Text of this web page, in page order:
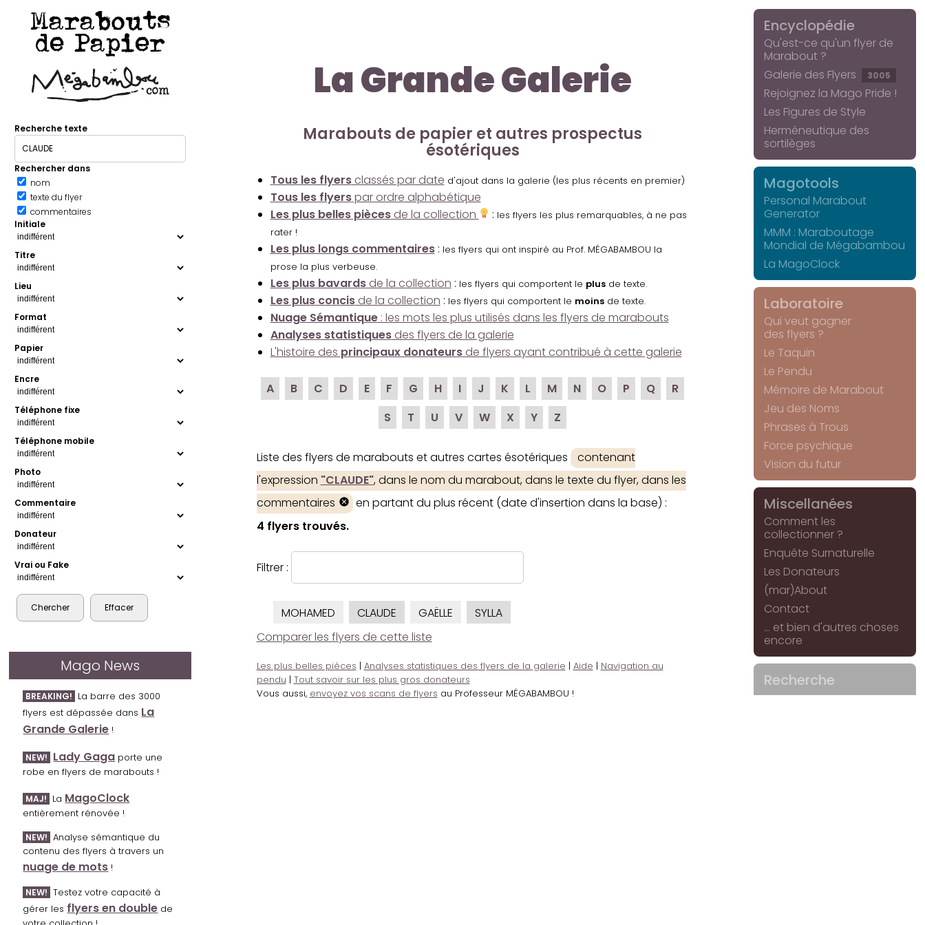
Marabouts
de Papier
Recherche texte
Rechercher dans
nom
texte du flyer
commentaires
Initiale
Titre
Lieu
Format
Papier
Encre
Téléphone fixe
Téléphone mobile
Photo
Commentaire
Donateur
Vrai ou Fake
Mago News
BREAKING! La barre des 3000
flyers est dépassée dans La
Grande Galerie !
NEW! Lady Gaga porte une
robe en flyers de marabouts !
MAJ! La MagoClock
entièrement rénovée !
NEW! Analyse sémantique du
contenu des flyers à travers un
nuage de mots !
NEW! Testez votre capacité à
gérer les flyers en double de
La Grande Galerie
Marabouts de papier et autres prospectus
ésotériques
Tous les flyersclassés par date d'ajout dans la galerie (les plus récents en premier)
Tous les flyerspar ordre alphabétique
Les plus belles piècesde la collection : les flyers les plus remarquables, à ne pas
rater !
Les plus longs commentaires: les flyers qui ont inspiré au Prof. MÉGABAMBOU la
prose la plus verbeuse.
Les plus bavardsde la collection : les flyers qui comportent le plusde texte.
Les plus concisde la collection : les flyers qui comportent le moinsde texte.
Nuage Sémantique: les mots les plus utilisés dans les flyers de marabouts
Analyses statistiquesdes flyers de la galerie
L'histoire des principaux donateursde flyers ayant contribué à cette galerie
A B C D E F G H I J K L M N O P Q
R
S
T U V W X Y Z
Liste des flyers de marabouts et autres cartes ésotériques
contenant
l'expression "CLAUDE", dans le nom du marabout, dans le texte du flyer, dans les
commentaires
en partant du plus récent (date d'insertion dans la base) :
4 flyers trouvés.
Filtrer :
MOHAMED CLAUDE GAËLLE
SYLLA
Comparer les flyers de cette liste
Les plus belles pièces | Analyses statistiques des flyers de la galerie | Aide | Navigation au
pendu | Tout savoir sur les plus gros donateurs
Vous aussi, envoyez vos scans de flyers au Professeur MÉGABAMBOU !
Encyclopédie
Qu'est-ce qu'un flyer de
Marabout ?
Galerie des Flyers
3005
Rejoignez la Mago Pride !
Les Figures de Style
Herméneutique des
sortilèges
Magotools
Personal Marabout
Generator
MMM : Maraboutage
Mondial de Mégabambou
La MagoClock
Laboratoire
Qui veut gagner
des flyers ?
Le Taquin
Le Pendu
Mémoire de Marabout
Jeu des Noms
Phrases à Trous
Force psychique
Vision du futur
Miscellanées
Comment les
collectionner ?
Enquête Surnaturelle
Les Donateurs
(mar)About
Contact
... et bien d'autres choses
encore
Recherche